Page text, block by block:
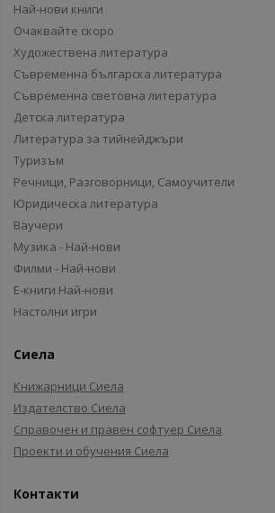
Най-нови книги
Очаквайте скоро
Художествена литература
Съвременна българска литература
Съвременна световна литература
Детска литература
Литература за тийнейджъри
Туризъм
Речници, Разговорници, Самоучители
Юридическа литература
Ваучери
Музика - Най-нови
Филми - Най-нови
Е-книги Най-нови
Настолни игри
Сиела
Книжарници Сиела
Издателство Сиела
Справочен и правен софтуер Сиела
Проекти и обучения Сиела
Контакти